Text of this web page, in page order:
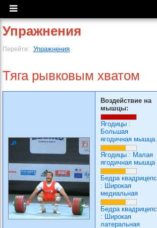
Упражнения
Перейти: Упражнения
Тяга рывковым хватом
Воздействие на
мышцы:
Ягодицы :
Большая
ягодичная мышца.
Ягодицы : Малая
ягодичная мышца
Бедра квадрицепс
: Широкая
медиальная
Бедра квадрицепс
: Широкая
латеральная